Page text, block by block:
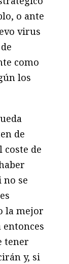
o ante
virus
como
los
de
coste de
no se
la mejor
entonces
tener
y, si